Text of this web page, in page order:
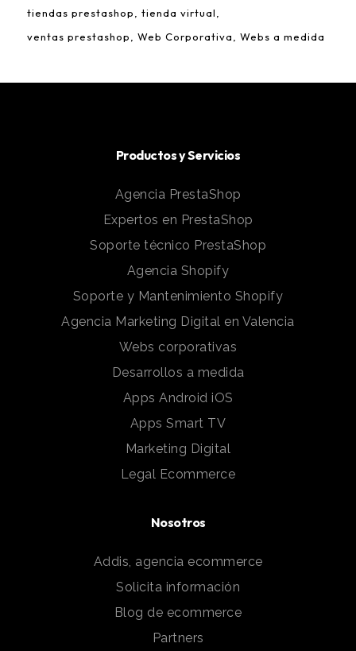
tiendas prestashop
tienda virtual
ventas prestashop
Web Corporativa Webs a medida
Productos y Servicios
Agencia PrestaShop
Expertos en PrestaShop
Soporte técnico PrestaShop
Agencia Shopify
Soporte y Mantenimiento Shopify
Agencia Marketing Digital en Valencia
Webs corporativas
Desarrollos a medida
Apps Android iOS
Apps Smart TV
Marketing Digital
Legal Ecommerce
Nosotros
Addis, agencia ecommerce
Solicita información
Blog de ecommerce
Partners